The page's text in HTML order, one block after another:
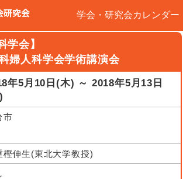
学会・研究会カレンダー
学会】
婦人科学会学術講演会
年5月10日(木) ～ 2018年5月13日
)
市
樫伸生(東北大学教授)